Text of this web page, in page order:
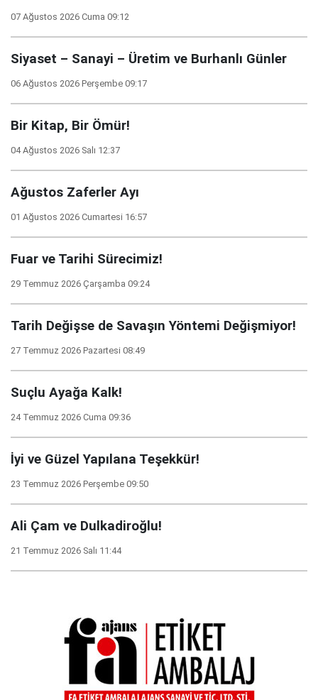
07 Ağustos 2026 Cuma 09:12
Siyaset – Sanayi – Üretim ve Burhanlı Günler
06 Ağustos 2026 Perşembe 09:17
Bir Kitap, Bir Ömür!
04 Ağustos 2026 Salı 12:37
Ağustos Zaferler Ayı
01 Ağustos 2026 Cumartesi 16:57
Fuar ve Tarihi Sürecimiz!
29 Temmuz 2026 Çarşamba 09:24
Tarih Değişse de Savaşın Yöntemi Değişmiyor!
27 Temmuz 2026 Pazartesi 08:49
Suçlu Ayağa Kalk!
24 Temmuz 2026 Cuma 09:36
İyi ve Güzel Yapılana Teşekkür!
23 Temmuz 2026 Perşembe 09:50
Ali Çam ve Dulkadiroğlu!
21 Temmuz 2026 Salı 11:44